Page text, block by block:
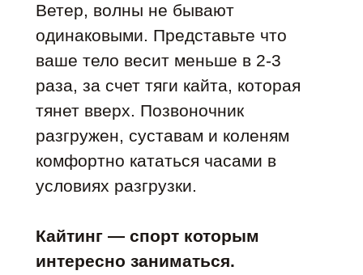
Ветер, волны не бывают
одинаковыми. Представьте что
ваше тело весит меньше в 2-3
раза, за счет тяги кайта, которая
тянет вверх. Позвоночник
разгружен, суставам и коленям
комфортно кататься часами в
условиях разгрузки.
Кайтинг — спорт которым
интересно заниматься.